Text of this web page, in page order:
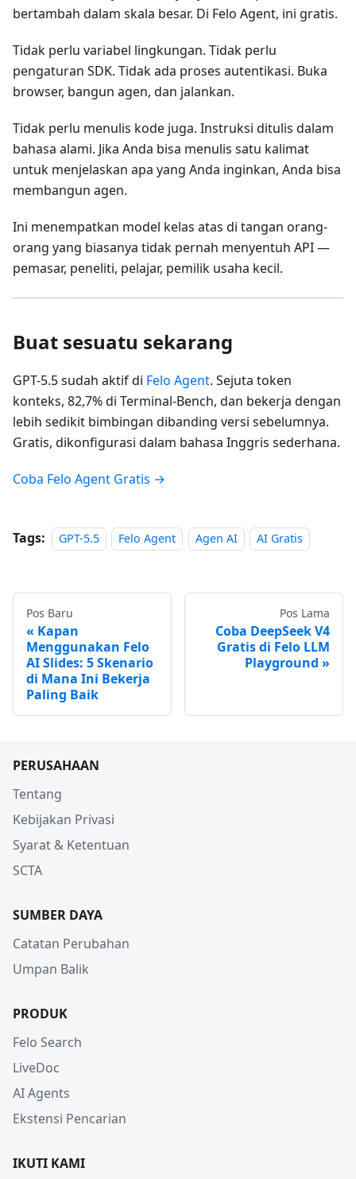
bertambah dalam skala besar. Di Felo Agent, ini gratis.
Tidak perlu variabel lingkungan. Tidak perlu
pengaturan SDK. Tidak ada proses autentikasi. Buka
browser, bangun agen, dan jalankan.
Tidak perlu menulis kode juga. Instruksi ditulis dalam
bahasa alami. Jika Anda bisa menulis satu kalimat
untuk menjelaskan apa yang Anda inginkan, Anda bisa
membangun agen.
Ini menempatkan model kelas atas di tangan orang-
orang yang biasanya tidak pernah menyentuh API —
pemasar, peneliti, pelajar, pemilik usaha kecil.
Buat sesuatu sekarang
GPT-5.5 sudah aktif di Felo Agent. Sejuta token
konteks, 82,7% di Terminal-Bench, dan bekerja dengan
lebih sedikit bimbingan dibanding versi sebelumnya.
Gratis, dikonfigurasi dalam bahasa Inggris sederhana.
Coba Felo Agent Gratis →
Tags: GPT-5.5 Felo Agent Agen AI AI Gratis
Pos Baru
Kapan
Menggunakan Felo
AI Slides: 5 Skenario
di Mana Ini Bekerja
Paling Baik
Pos Lama
Coba DeepSeek V4
Gratis di Felo LLM
Playground
PERUSAHAAN
Tentang
Kebijakan Privasi
Syarat & Ketentuan
SCTA
SUMBER DAYA
Catatan Perubahan
Umpan Balik
PRODUK
Felo Search
LiveDoc
AI Agents
Ekstensi Pencarian
IKUTI KAMI